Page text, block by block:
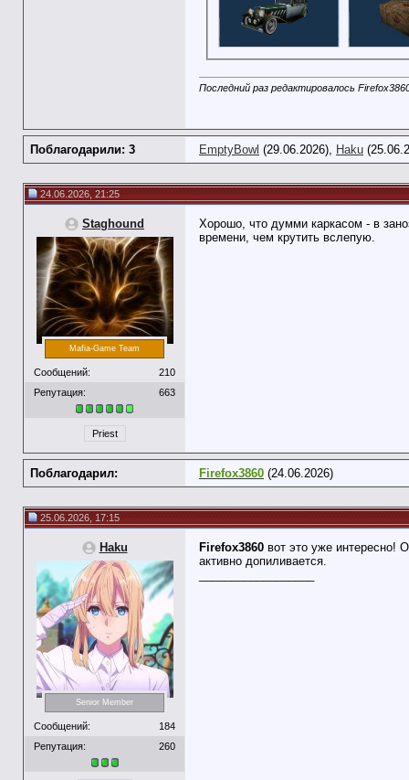
Последний раз редактировалось
Поблагодарили: 3 EmptyBowl (29.06.2026), Haku
24.06.2026, 21:25
Staghound
Mafia-Game Team
Сообщений:
210
Репутация:
663
Priest
Хорошо, что думми каркасом - в
времени, чем крутить вслепую.
Поблагодарил: Firefox3860 (24.06.2026)
25.06.2026, 17:15
Haku
Senior Member
Сообщений:
184
Репутация:
260
Firefox3860 вот это уже интересно!
активно допиливается.